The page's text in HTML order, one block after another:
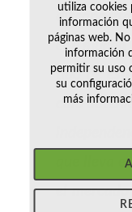
con mucha
tipo de
culo
que lleva
el
utiliza cookies
información
páginas web.
información
permitir su uso
su
más